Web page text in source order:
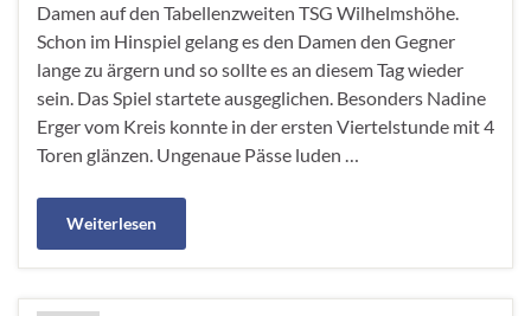
Damen auf den Tabellenzweiten TSG Wilhelmshöhe.
Schon im Hinspiel gelang es den Damen den Gegner
lange zu ärgern und so sollte es an diesem Tag wieder
sein. Das Spiel startete ausgeglichen. Besonders Nadine
Erger vom Kreis konnte in der ersten Viertelstunde mit 4
Toren glänzen. Ungenaue Pässe luden …
Weiterlesen